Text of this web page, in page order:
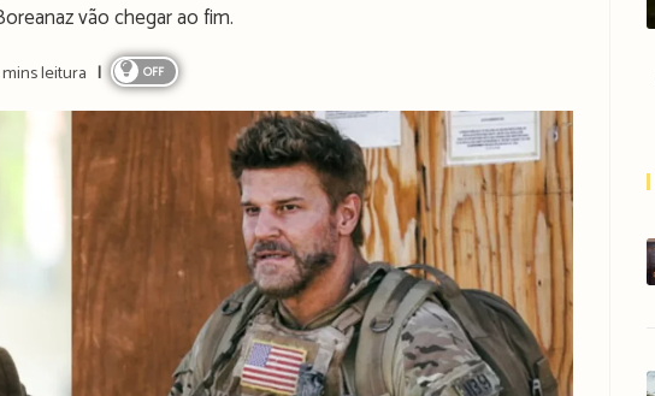
vão chegar ao fim.
leitura OFF